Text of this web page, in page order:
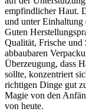
empfindlicher Haut.
und unter Einhaltung
Guten
Qualität, Frische
abbaubaren
Überzeugung, dass
sollte, konzentriert
richtigen Dinge gut
Magie von den
von heute.